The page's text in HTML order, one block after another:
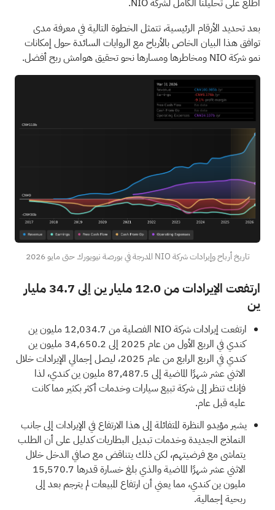
اطلع على تحليلنا الكامل لشركة NIO.
بعد تحديد الأرقام الرئيسية، تتمثل الخطوة التالية في معرفة مدى
توافق هذا البيان الخاص بالأرباح مع الروايات السائدة حول إمكانات
نمو شركة NIO ومخاطرها ومسارها نحو تحقيق هوامش ربح أفضل.
تاريخ أرباح وإيرادات شركة NIO المدرجة في بورصة نيويورك حتى مايو 2026
ارتفعت الإيرادات من 12.0 مليار ين إلى 34.7 مليار
ين
ارتفعت إيرادات شركة NIO الفصلية من 12,034.7 مليون ين
كندي في الربع الأول من عام 2025 إلى 34,650.2 مليون ين
كندي في الربع الرابع من عام 2025، ليصل إجمالي الإيرادات خلال
الاثني عشر شهرًا الماضية إلى 87,487.5 مليون ين كندي، لذا
فإنك تنظر إلى شركة تبيع سيارات وخدمات أكثر بكثير مما كانت
عليه قبل عام.
يشير مؤيدو النظرة المتفائلة إلى هذا الارتفاع في الإيرادات إلى جانب
النماذج الجديدة وخدمات تبديل البطاريات كدليل على أن الطلب
يتماشى مع فرضيتهم، لكن ذلك يتناقض مع صافي الدخل خلال
الاثني عشر شهرًا الماضية والذي بلغ خسارة قدرها 15,570.7
مليون ين كندي، مما يعني أن ارتفاع المبيعات لم يترجم بعد إلى
ربحية إجمالية.